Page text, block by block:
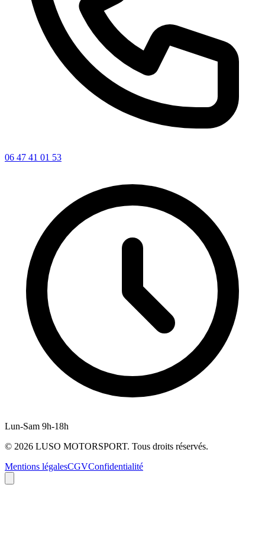
06 47 41 01 53
Lun-Sam 9h-18h
© 2026 LUSO MOTORSPORT. Tous droits réservés.
Mentions légalesCGVConfidentialité